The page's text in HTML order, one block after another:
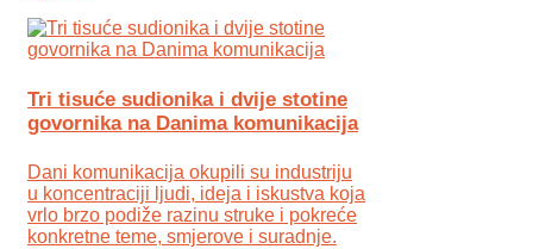
Tri tisuće sudionika i dvije stotine
govornika na Danima komunikacija
Dani komunikacija okupili su industriju
u koncentraciji ljudi, ideja i iskustva koja
vrlo brzo podiže razinu struke i pokreće
konkretne teme, smjerove i suradnje.